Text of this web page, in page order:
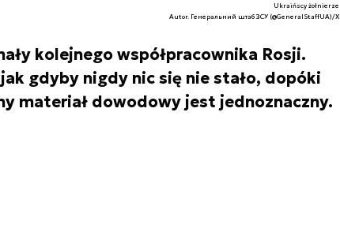
Ukraińscy żołnierze
Autor. Генеральний штаб ЗСУ (@GeneralStaffUA)/X
kolejnego współpracownika Rosji.
gdyby nigdy nic się nie stało, dopóki
materiał dowodowy jest jednoznaczny.